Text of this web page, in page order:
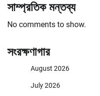
সাম্প্রতিক মন্তব্য
No comments to show.
সংরক্ষণাগার
August 2026
July 2026